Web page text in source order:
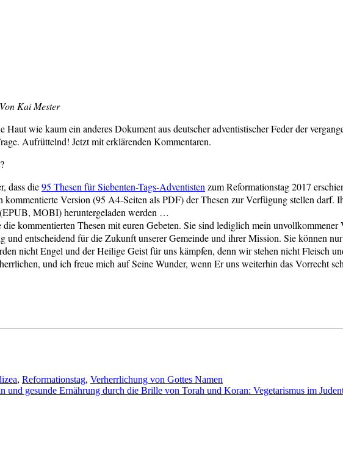
Von Kai Mester
wie kaum ein anderes Dokument aus deutscher adventistischer Feder der
Aufrüttelnd! Jetzt mit erklärenden Kommentaren.
dass die95 Thesen für Siebenten-Tags-Adventisten zum Reformationstag 2017
Version (95 A4-Seiten als PDF) der Thesen zur Verfügung stellen darf.
MOBI) heruntergeladen werden …
kommentierten Thesen mit euren Gebeten. Sie sind lediglich mein
entscheidend für die Zukunft unserer Gemeinde und ihrer Mission. Sie können
nicht Engel und der Heilige Geist für uns kämpfen, denn wir stehen nicht Fleisch
und ich freue mich auf Seine Wunder, wenn Er uns weiterhin das Vorrecht
, Reformationstag, Verherrlichung von Gottes Namen
und gesunde Ernährung durch die Brille von Torah und Koran: Vegetarismus im